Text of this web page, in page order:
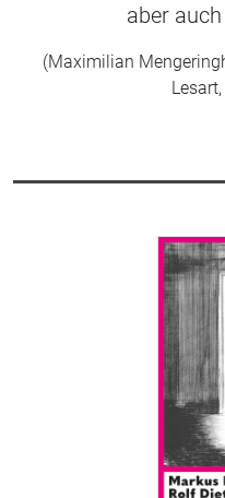
aber
(Maximilian